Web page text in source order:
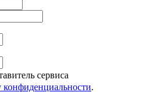
сервиса
конфиденциальности.